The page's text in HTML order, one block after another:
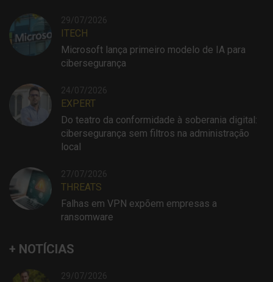
29/07/2026
ITECH
Microsoft lança primeiro modelo de IA para
cibersegurança
24/07/2026
EXPERT
Do teatro da conformidade à soberania digital:
cibersegurança sem filtros na administração
local
27/07/2026
THREATS
Falhas em VPN expõem empresas a
ransomware
+ NOTÍCIAS
29/07/2026